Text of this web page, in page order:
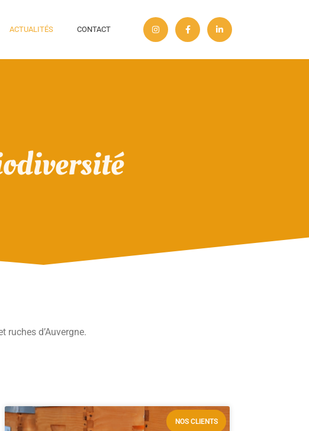
ACTUALITÉS CONTACT
ruches d’Auvergne.
NOS CLIENTS